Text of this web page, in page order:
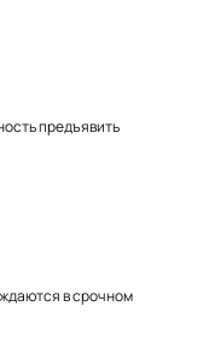
предъявить
в срочном